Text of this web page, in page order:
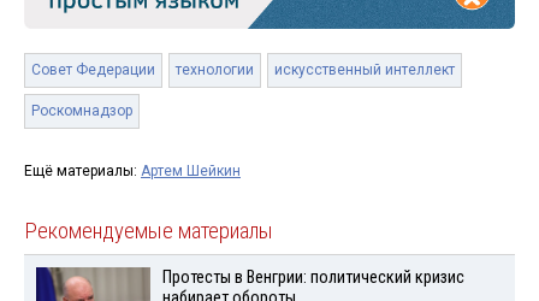
Совет Федерации технологии искусственный интеллект
Роскомнадзор
Ещё материалы: Артем Шейкин
Рекомендуемые материалы
Протесты в Венгрии: политический кризис